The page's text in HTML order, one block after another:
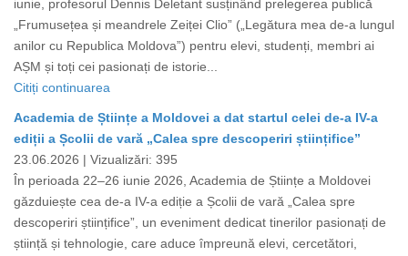
iunie, profesorul Dennis Deletant susținând prelegerea publică
„Frumusețea și meandrele Zeiței Clio” („Legătura mea de-a lungul
anilor cu Republica Moldova”) pentru elevi, studenți, membri ai
AȘM și toți cei pasionați de istorie...
Citiți continuarea
Academia de Științe a Moldovei a dat startul celei de-a IV-a
ediții a Școlii de vară „Calea spre descoperiri științifice”
23.06.2026 | Vizualizări: 395
În perioada 22–26 iunie 2026, Academia de Științe a Moldovei
găzduiește cea de-a IV-a ediție a Școlii de vară „Calea spre
descoperiri științifice”, un eveniment dedicat tinerilor pasionați de
știință și tehnologie, care aduce împreună elevi, cercetători,